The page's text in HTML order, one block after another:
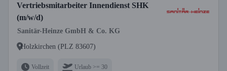
Vertriebsmitarbeiter Innendienst SHK
(m/w/d)
Sanitär-Heinze GmbH & Co. KG
Holzkirchen (PLZ 83607)
Vollzeit Urlaub >= 30